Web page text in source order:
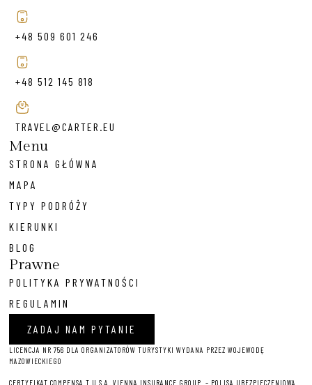
+48 509 601 246
+48 512 145 818
TRAVEL@CARTER.EU
Menu
STRONA GŁÓWNA
MAPA
TYPY PODRÓŻY
KIERUNKI
BLOG
Prawne
POLITYKA PRYWATNOŚCI
REGULAMIN
ZADAJ NAM PYTANIE
LICENCJA NR 756 DLA ORGANIZATORÓW TURYSTYKI WYDANA PRZEZ WOJEWODĘ
MAZOWIECKIEGO
CERTYFIKAT COMPENSA T U S.A. VIENNA INSURANCE GROUP – POLISA UBEZPIECZENIOWA